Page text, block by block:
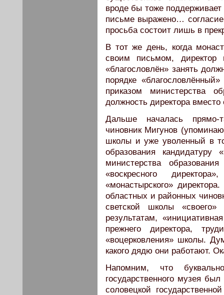
вроде бы тоже
письме выражено…
просьба состоит лишь в
В тот же день, когда
своим письмом, директор
«благословлён» занять
порядке
приказом министерства
должность директора
Дальше началась прямо-
чиновник Мигунов
школы и уже уволенный в
образования кандидатуру
министерства
«воскресного
«монастырского»
областных и районных
светской школы
результатам,
прежнего директора,
«воцерковления» школы.
какого дядю они работают.
Напомним, что
государственного музея
соловецкой